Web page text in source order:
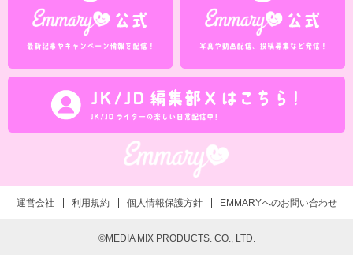
運営会社 利用規約 個人情報保護方針 EMMARYへのお問い合わせ
©MEDIA MIX PRODUCTS. CO., LTD.